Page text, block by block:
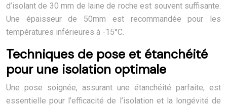
d’isolant de 30 mm de laine de roche est souvent suffisante.
Une épaisseur de 50mm est recommandée pour les
températures inférieures à -15°C.
Techniques de pose et étanchéité
pour une isolation optimale
Une pose soignée, assurant une étanchéité parfaite, est
essentielle pour l’efficacité de l’isolation et la longévité de